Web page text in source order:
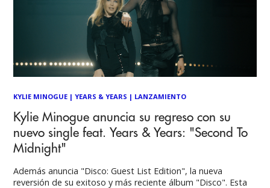
KYLIE MINOGUE |YEARS & YEARS | LANZAMIENTO
Kylie Minogue anuncia su regreso con su
nuevo single feat. Years & Years: "Second To
Midnight"
Además anuncia "Disco: Guest List Edition", la nueva
reversión de su exitoso y más reciente álbum "Disco". Esta